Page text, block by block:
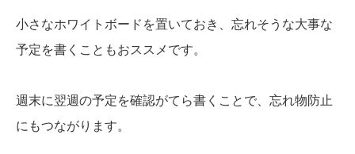
小さなホワイトボードを置いておき、忘れそうな大事な
予定を書くこともおススメです。
週末に翌週の予定を確認がてら書くことで、忘れ物防止
にもつながります。